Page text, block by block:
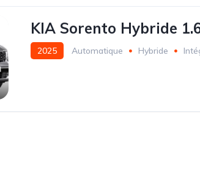
KIA Sorento Hybride
2025 Automatique Hybride